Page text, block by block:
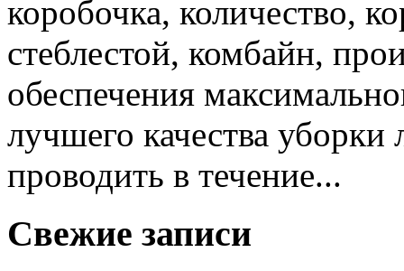
коробочка, количество,
стеблестой, комбайн,
обеспечения
лучшего качества уборки
проводить в течение...
Свежие записи